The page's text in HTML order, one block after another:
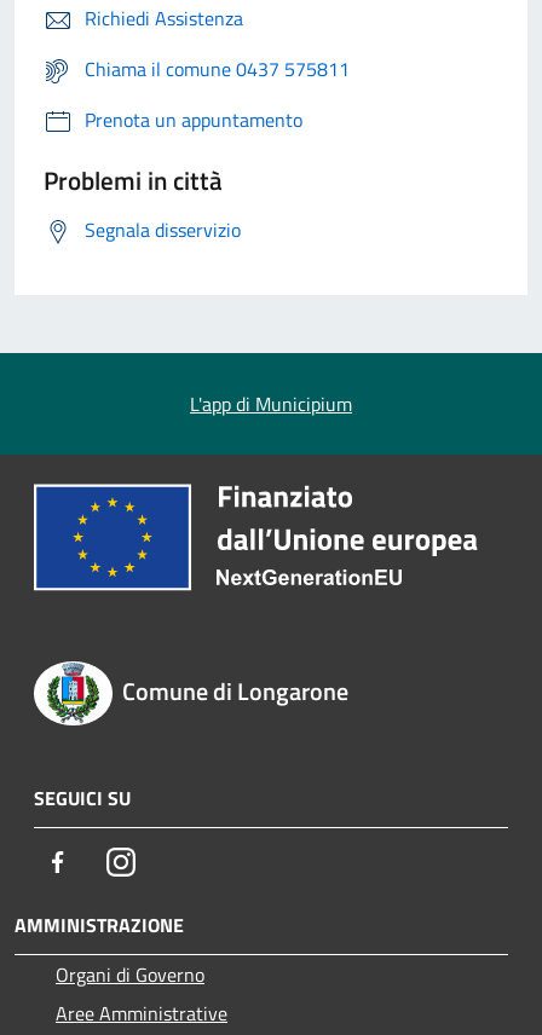
Richiedi Assistenza
Chiama il comune 0437 575811
Prenota un appuntamento
Problemi in città
Segnala disservizio
L'app di Municipium
Comune di Longarone
SEGUICI SU
FacebookInstagram
AMMINISTRAZIONE
Organi di Governo
Aree Amministrative